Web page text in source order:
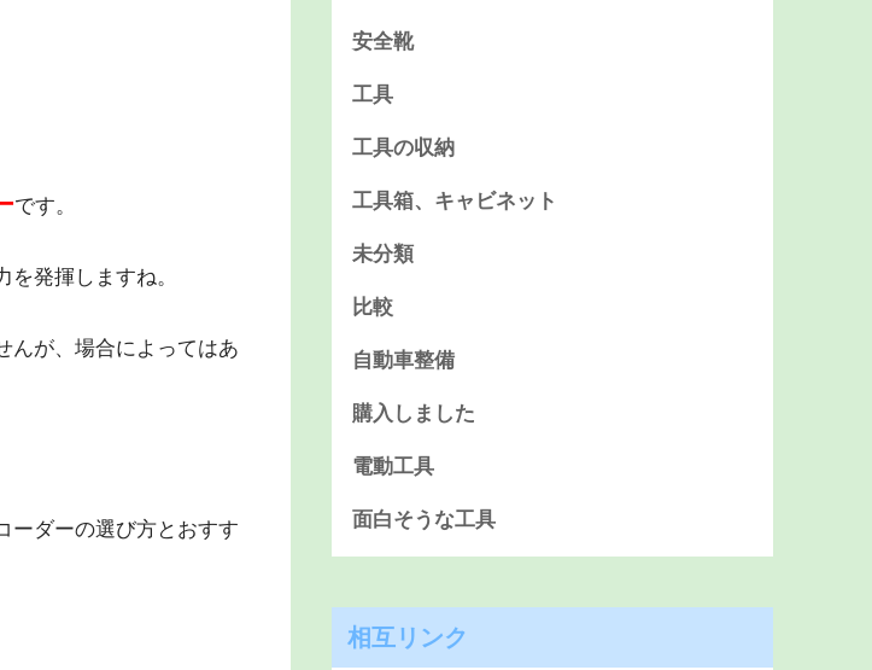
です。
発揮しますね。
んが、場合によってはあ
ーダーの選び方とおすす
安全靴
工具
工具の収納
工具箱、キャビネット
未分類
比較
自動車整備
購入しました
電動工具
面白そうな工具
相互リンク